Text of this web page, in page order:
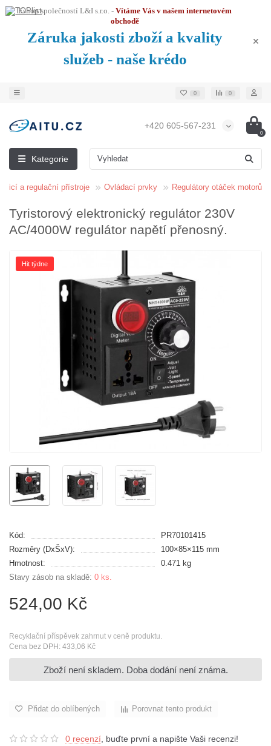
Eshop společností L&I s.r.o. - Vítáme Vás v našem internetovém
obchodě
Záruka jakosti zboží a kvality
služeb - naše krédo
0 0
+420 605-567-231
0
Kategorie
a regulační přístroje Ovládací prvky Regulátory otáček motorů
Tyristorový elektronický regulátor 230V
AC/4000W regulátor napětí přenosný.
Hit týdne
Kód:
PR70101415
Rozměry (DxŠxV):
100×85×115 mm
Hmotnost:
0.471 kg
Stavy zásob na skladě: 0 ks.
524,00 Kč
Recyklační příspěvek zahrnut v ceně produktu.
Cena bez DPH: 433,06 Kč
Zboží není skladem. Doba dodání není známa.
Přidat do oblíbených Porovnat tento produkt
0 recenzí, buďte první a napište Vaši recenzi!